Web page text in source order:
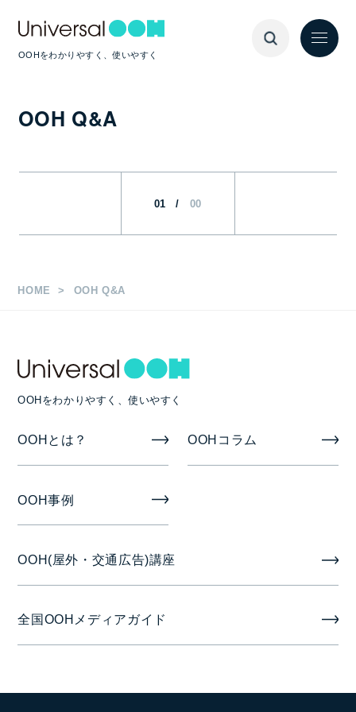
OOHをわかりやすく、使いやすく
OOH Q&A
01 / 00
HOME OOH Q&A
OOHをわかりやすく、使いやすく
OOHとは？ OOHコラム
OOH事例
OOH(屋外・交通広告)講座
全国OOHメディアガイド